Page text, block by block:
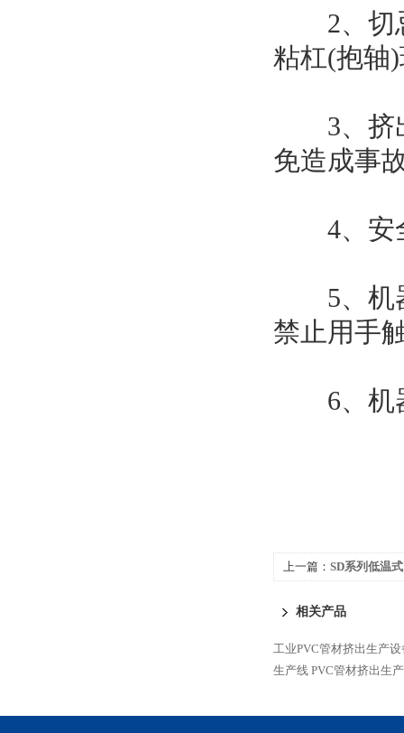
2、切忌
粘杠(抱轴
3、挤出
免造成事
4、安
5、机器
禁止用手
6、机器
上一篇： SD系列低温
相关产品
工业PVC管材挤出生产设
生产线 PVC管材挤出生